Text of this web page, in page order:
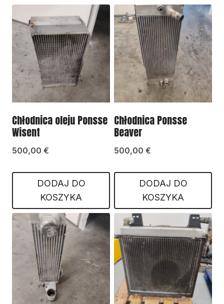
Chłodnica oleju Ponsse
Wisent
500,00 €
DODAJ DO
KOSZYKA
Chłodnica Ponsse
Beaver
500,00 €
DODAJ DO
KOSZYKA